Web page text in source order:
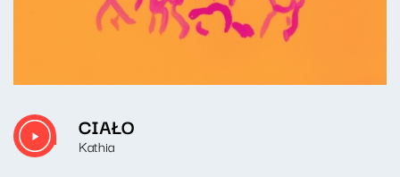
CIAŁO
Kathia